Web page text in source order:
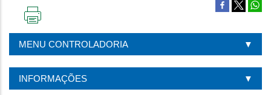
PÁGINA
MENU CONTROLADORIA
INFORMAÇÕES